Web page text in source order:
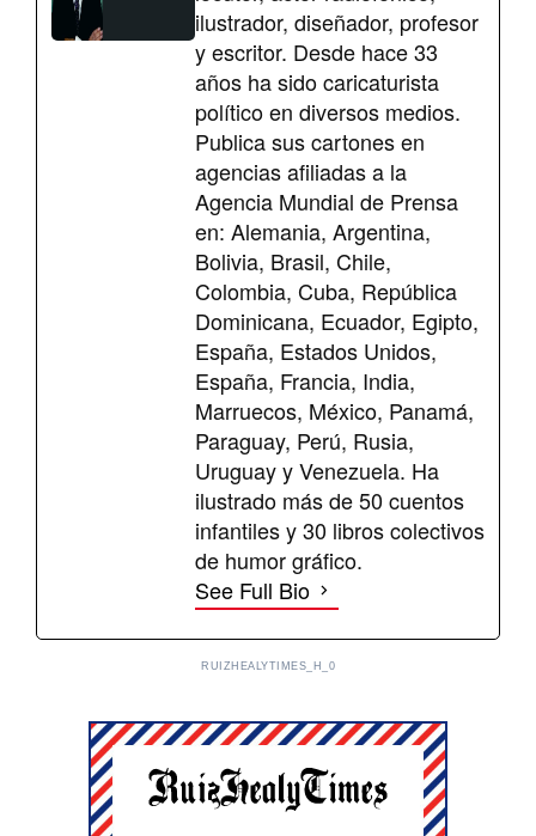
ilustrador, diseñador, profesor
y escritor. Desde hace 33
años ha sido caricaturista
político en diversos medios.
Publica sus cartones en
agencias afiliadas a la
Agencia Mundial de Prensa
en: Alemania, Argentina,
Bolivia, Brasil, Chile,
Colombia, Cuba, República
Dominicana, Ecuador, Egipto,
España, Estados Unidos,
España, Francia, India,
Marruecos, México, Panamá,
Paraguay, Perú, Rusia,
Uruguay y Venezuela. Ha
ilustrado más de 50 cuentos
infantiles y 30 libros colectivos
de humor gráfico.
See Full Bio
RUIZHEALYTIMES_H_0